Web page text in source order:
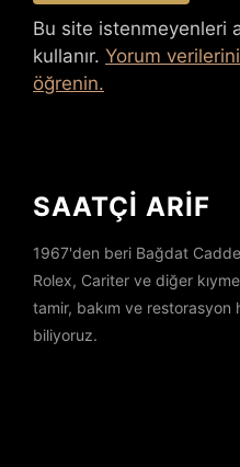
Bu site istenmeyenleri
kullanır. Yorum
öğrenin.
SAATÇİ ARİF
1967'den beri Bağdat
Rolex, Cariter ve diğer
tamir, bakım ve restorasyon
biliyoruz.